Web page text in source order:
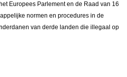
Parlement en de Raad van 16
normen en procedures in de
van derde landen die illegaal op